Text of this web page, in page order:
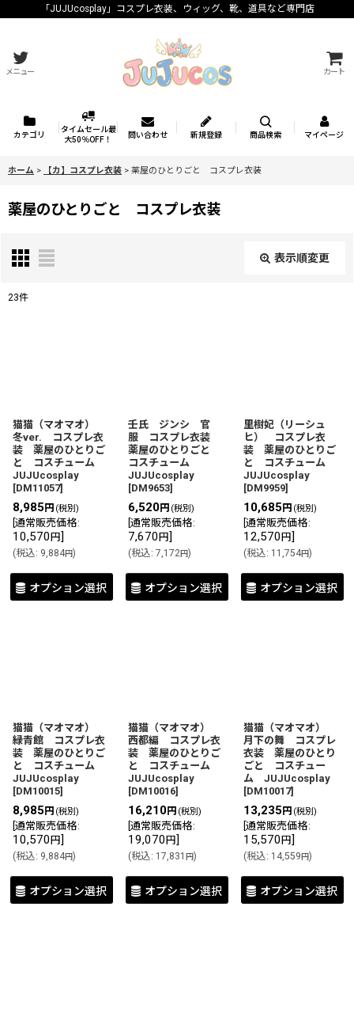
「JUJUcosplay」コスプレ衣装、ウィッグ、靴、道具など専門店
メニュー カート
カテゴリ
タイムセール最
大50％OFF！
問い合わせ 新規登録 商品検索 マイページ
ホーム > 【カ】コスプレ衣装 > 薬屋のひとりごと コスプレ衣装
薬屋のひとりごと コスプレ衣装
表示順変更
絞り込む
23件
猫猫（マオマオ）
冬ver. コスプレ衣
装 薬屋のひとりご
と コスチューム
JUJUcosplay
[DM11057]
8,985 円 (税別)
通常販売価格:
10,570 円]
(税込: 9,884円)
オプション選択
壬氏 ジンシ 官
服 コスプレ衣装
薬屋のひとりごと
コスチューム
JUJUcosplay
[DM9653]
6,520円 (税別)
通常販売価格:
7,670 円]
(税込: 7,172円)
オプション選択
里樹妃（リーシュ
ヒ） コスプレ衣
装 薬屋のひとりご
と コスチューム
JUJUcosplay
[DM9959]
10,685 円 (税別)
通常販売価格:
12,570 円]
(税込: 11,754円)
オプション選択
猫猫（マオマオ）
緑青館 コスプレ衣
装 薬屋のひとりご
と コスチューム
JUJUcosplay
[DM10015]
8,985 円 (税別)
通常販売価格:
10,570 円]
(税込: 9,884円)
オプション選択
猫猫（マオマオ）
西都編 コスプレ衣
装 薬屋のひとりご
と コスチューム
JUJUcosplay
[DM10016]
16,210円 (税別)
通常販売価格:
19,070 円]
(税込: 17,831 円)
オプション選択
猫猫（マオマオ）
月下の舞 コスプレ
衣装 薬屋のひとり
ごと コスチュー
ム JUJUcosplay
[DM10017]
13,235 円 (税別)
通常販売価格:
15,570 円]
(税込: 14,559円)
オプション選択